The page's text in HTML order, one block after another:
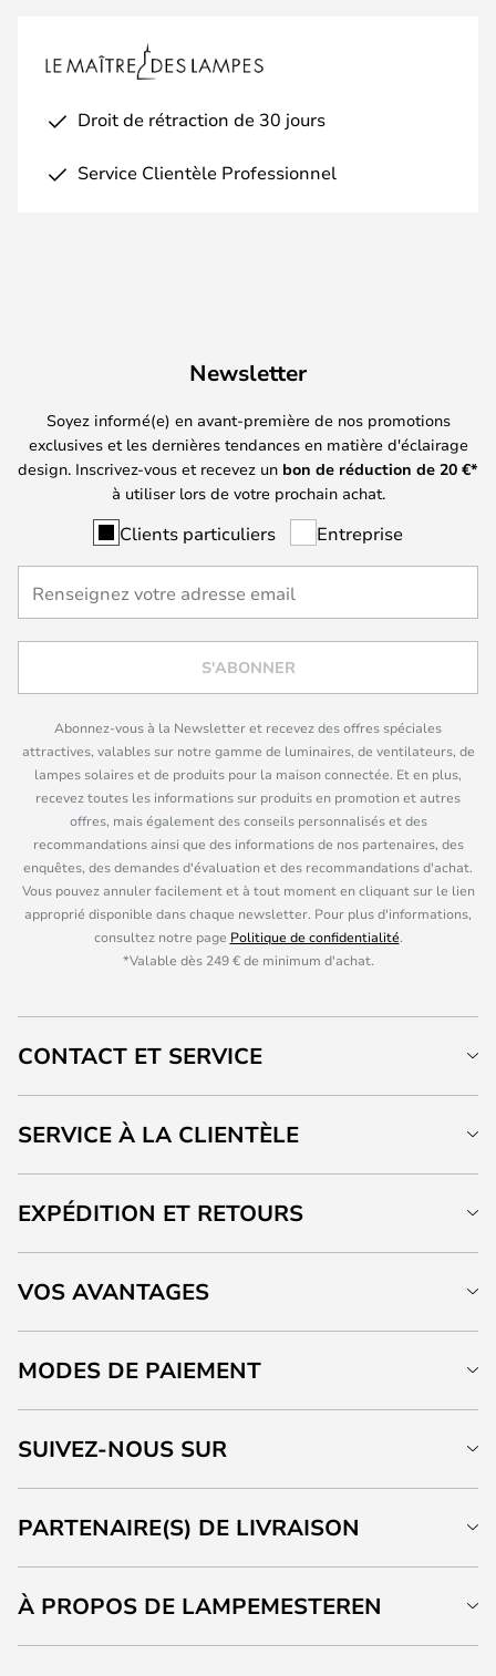
Droit de rétraction de 30 jours
Service Clientèle Professionnel
Newsletter
Soyez informé(e) en avant-première de nos promotions
exclusives et les dernières tendances en matière d'éclairage
design. Inscrivez-vous et recevez un bon de réduction de 20 €*
à utiliser lors de votre prochain achat.
Clients particuliers Entreprise
S'ABONNER
Abonnez-vous à la Newsletter et recevez des offres spéciales
attractives, valables sur notre gamme de luminaires, de ventilateurs, de
lampes solaires et de produits pour la maison connectée. Et en plus,
recevez toutes les informations sur produits en promotion et autres
offres, mais également des conseils personnalisés et des
recommandations ainsi que des informations de nos partenaires, des
enquêtes, des demandes d'évaluation et des recommandations d'achat.
Vous pouvez annuler facilement et à tout moment en cliquant sur le lien
approprié disponible dans chaque newsletter. Pour plus d'informations,
consultez notre page Politique de confidentialité.
*Valable dès 249 € de minimum d'achat.
CONTACT ET SERVICE
SERVICE À LA CLIENTÈLE
EXPÉDITION ET RETOURS
VOS AVANTAGES
MODES DE PAIEMENT
SUIVEZ-NOUS SUR
PARTENAIRE(S) DE LIVRAISON
À PROPOS DE LAMPEMESTEREN